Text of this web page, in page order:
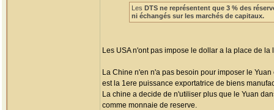
Les DTS ne représentent que 3 % des
ni échangés sur les marchés de capitaux.
Les USA n'ont pas impose le dollar a la place de
La Chine n'en n'a pas besoin pour imposer le
est la 1ere puissance exportatrice de biens
La chine a decide de n'utiliser plus que le Yuan
comme monnaie de reserve.